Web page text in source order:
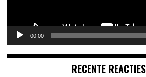
00:00
RECENTE REACTIES